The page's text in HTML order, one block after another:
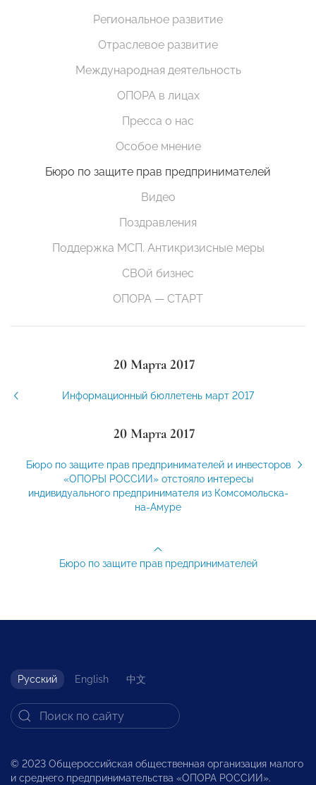
Региональное развитие
Отраслевое развитие
Международная деятельность
ОПОРА в лицах
Пресса о нас
Особое мнение
Бюро по защите прав предпринимателей
Видео
Поздравления
Поддержка МСП. Антикризисные меры
СВОй бизнес
ОПОРА — СТАРТ
20 Марта 2017
Информационный бюллетень март 2017
20 Марта 2017
Бюро по защите прав предпринимателей и инвесторов
«ОПОРЫ РОССИИ» отстояло интересы
индивидуального предпринимателя из Комсомольска-
на-Амуре
Бюро по защите прав предпринимателей
Русский English 中文
© 2023 Общероссийская общественная организация малого
и среднего предпринимательства «ОПОРА РОССИИ».